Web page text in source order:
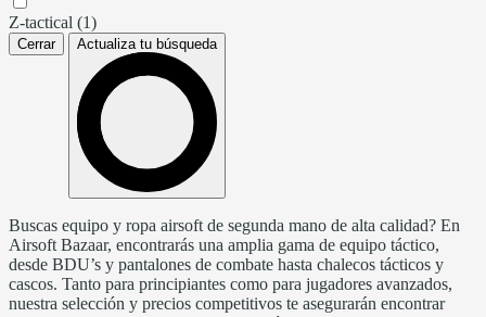
Z-tactical (1)
Cerrar Actualiza tu búsqueda
Buscas equipo y ropa airsoft de segunda mano de alta calidad? En
Airsoft Bazaar, encontrarás una amplia gama de equipo táctico,
desde BDU’s y pantalones de combate hasta chalecos tácticos y
cascos. Tanto para principiantes como para jugadores avanzados,
nuestra selección y precios competitivos te asegurarán encontrar